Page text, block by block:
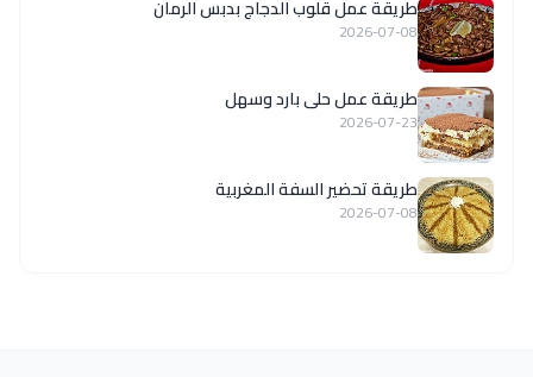
طريقة عمل قلوب الدجاج بدبس الرمان
2026-07-08
طريقة عمل حلى بارد وسهل
2026-07-23
طريقة تحضير السفة المغربية
2026-07-08